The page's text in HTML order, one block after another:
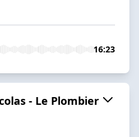
16:23
- Le Plombier